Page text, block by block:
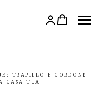
TRAPILLO E CORDONE
CASA TUA